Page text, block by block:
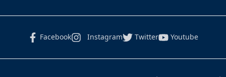
Facebook Instagram Twitter Youtube